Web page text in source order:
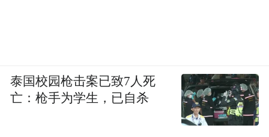
泰国校园枪击案已致7人死
亡：枪手为学生，已自杀